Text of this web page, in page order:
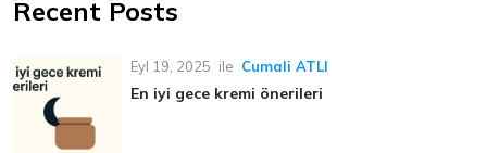
Recent Posts
Eyl 19, 2025 ile Cumali ATLI
En iyi gece kremi önerileri